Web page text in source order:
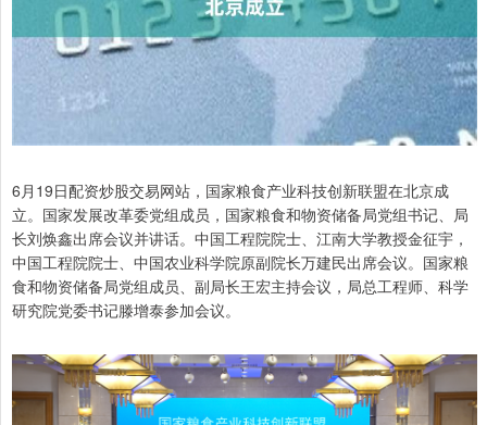
6月19日配资炒股交易网站，国家粮食产业科技创新联盟在北京成
立。国家发展改革委党组成员，国家粮食和物资储备局党组书记、局
长刘焕鑫出席会议并讲话。中国工程院院士、江南大学教授金征宇，
中国工程院院士、中国农业科学院原副院长万建民出席会议。国家粮
食和物资储备局党组成员、副局长王宏主持会议，局总工程师、科学
研究院党委书记滕增泰参加会议。